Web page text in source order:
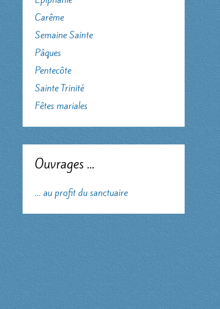
Carême
Semaine Sainte
Pâques
Pentecôte
Sainte Trinité
Fêtes mariales
Ouvrages …
... au profit du sanctuaire